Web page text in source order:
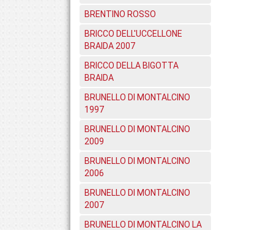
BRENTINO ROSSO
BRICCO DELL'UCCELLONE
BRAIDA 2007
BRICCO DELLA BIGOTTA
BRAIDA
BRUNELLO DI MONTALCINO
1997
BRUNELLO DI MONTALCINO
2009
BRUNELLO DI MONTALCINO
2006
BRUNELLO DI MONTALCINO
2007
BRUNELLO DI MONTALCINO LA